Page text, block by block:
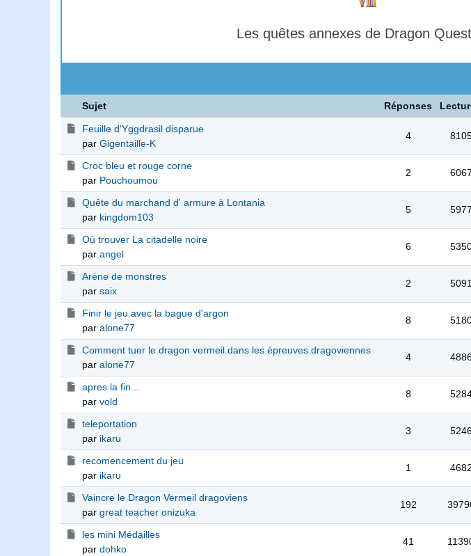
Les quêtes annexes de Dragon
Sujet Réponses
Feuille d'Yggdrasil disparue
par Gigentaille-K
4
Croc bleu et rouge corne
par Pouchoumou
2 6067
Quête du marchand d' armure à Lontania
par kingdom103
5 5977
Où trouver La citadelle noire
par angel
6
Arène de monstres
par saix
2
Finir le jeu avec la bague d'argon
par alone77
8
Comment tuer le dragon vermeil dans les épreuves dragoviennes
par alone77
4
apres la fin...
par vold
8
teleportation
par ikaru
3
recomencement du jeu
par ikaru
1 4682
Vaincre le Dragon Vermeil dragoviens
par great teacher onizuka
192
les mini Médailles
par dohko
41